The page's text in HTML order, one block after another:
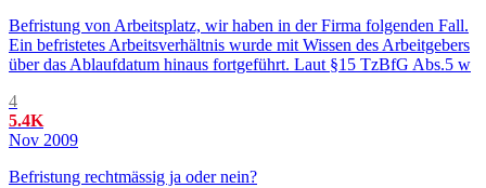
Befristung von Arbeitsplatz, wir haben in der Firma folgenden Fall.
Ein befristetes Arbeitsverhältnis wurde mit Wissen des Arbeitgebers
über das Ablaufdatum hinaus fortgeführt. Laut §15 TzBfG Abs.5 w
4
5.4K
Nov 2009
Befristung rechtmässig ja oder nein?